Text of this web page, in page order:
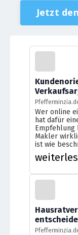
Jetzt
Wer online
hat dafür
Empfehlung
Makler
ist wie
sich selbst
wühlen, weil
[…]